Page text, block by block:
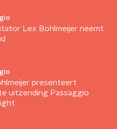
Lex Bohlmeijer neemt
presenteert
uitzending Passaggio